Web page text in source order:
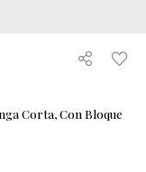
Corta, Con Bloque